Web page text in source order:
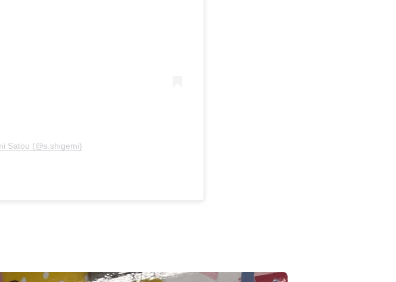
Satou (@s.shigemi)